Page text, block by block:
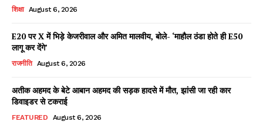
Facebook
Read Latest News on AIN
NEWS 1 App
शिक्षा August 6, 2026
E20 पर X में भिड़े केजरीवाल और अमित मालवीय, बोले- ‘माहौल ठंडा होते ही E50
लागू कर देंगे’
राजनीति August 6, 2026
अतीक अहमद के बेटे आबान अहमद की सड़क हादसे में मौत, झांसी जा रही कार
डिवाइडर से टकराई
FEATURED August 6, 2026